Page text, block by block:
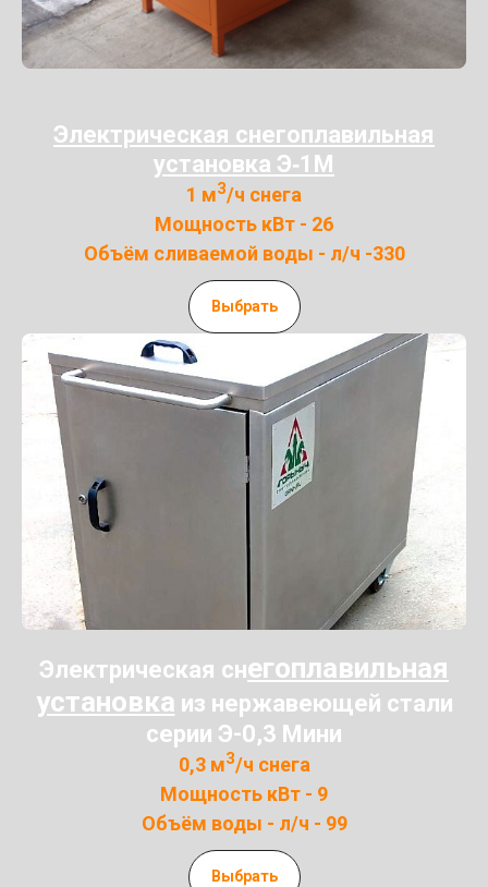
Электрическая снегоплавильная
установка Э‑1М
1 м3/ч снега
Мощность кВт - 26
Объём сливаемой воды - л/ч -330
Выбрать
Электрическая снегоплавильная
установка из нержавеющей стали
серии Э-0,3 Мини
0,3 м3/ч снега
Мощность кВт - 9
Объём воды - л/ч - 99
Выбрать